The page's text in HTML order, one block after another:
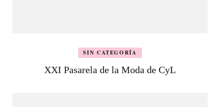
SIN CATEGORÍA
XXI Pasarela de la Moda de CyL